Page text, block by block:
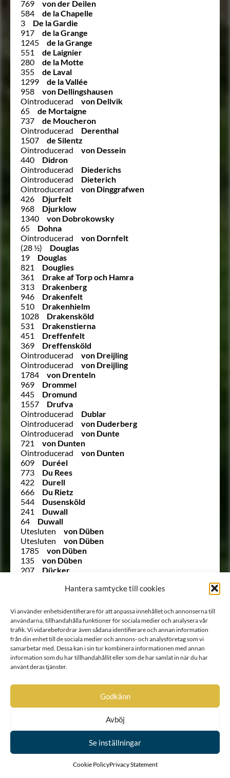
Hantera samtycke till cookies
Vi använder enhetsidentifierare för att anpassa innehållet och annonserna till
användarna, tillhandahålla funktioner för sociala medier och analysera vår
trafik. Vi vidarebefordrar även sådana identifierare och annan information
från din enhet till de sociala medier och annons- och analysföretag som vi
samarbetar med. Dessa kan i sin tur kombinera informationen med annan
information som du har tillhandahållit eller som de har samlat in när du har
använt deras tjänster.
Godkänn
Avböj
Se inställningar
Cookie PolicyPrivacy Statement
769
von der Deilen
584
de la Chapelle
3
De la Gardie
917
de la Grange
1245
de la Grange
551
de Laignier
280
de la Motte
355
de Laval
1299
de la Vallée
958
von Dellingshausen
Ointroducerad
von Dellvik
65
de Mortaigne
737
de Moucheron
Ointroducerad
Derenthal
1507
de Silentz
Ointroducerad
von Dessein
440
Didron
Ointroducerad
Diederichs
Ointroducerad
Dieterich
Ointroducerad
von Dinggrafwen
426
Djurfelt
968
Djurklow
1340
von Dobrokowsky
65
Dohna
Ointroducerad
von Dornfelt
(28 ½)
Douglas
19
Douglas
821
Douglies
361
Drake af Torp och Hamra
313
Drakenberg
946
Drakenfelt
510
Drakenhielm
1028
Drakensköld
531
Drakenstierna
451
Dreffenfelt
369
Dreffensköld
Ointroducerad
von Dreijling
Ointroducerad
von Dreijling
1784
von Drenteln
969
Drommel
445
Dromund
1557
Drufva
Ointroducerad
Dublar
Ointroducerad
von Duderberg
Ointroducerad
von Dunte
721
von Dunten
Ointroducerad
von Dunten
609
Duréel
773
Du Rees
422
Durell
666
Du Rietz
544
Dusensköld
241
Duwall
64
Duwall
Utesluten
von Düben
Utesluten
von Düben
1785
von Düben
135
von Düben
207
Dücker
von Döbeln
Ointroducerad
Ebersköld
1461
von Eccard
Ointroducerad
Eckhof
1129
Edelfelt
617
Edenberg
1257
Eding
1124
Ehrenanckar
1329
Ehrenbielke
1109
Ehrenborg
von Ehrenburg
Ehrencreutz
879
Ehrencrona
Ehrenfels